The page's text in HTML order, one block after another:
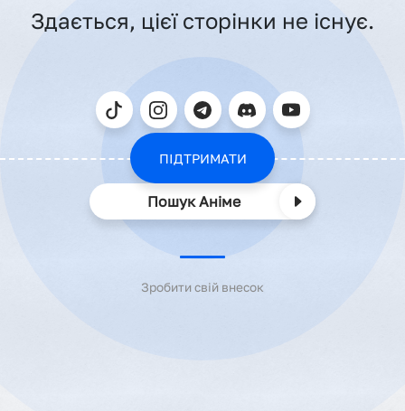
Здається, цієї сторінки не існує.
ПІДТРИМАТИ
Пошук Аніме
Зробити свій внесок